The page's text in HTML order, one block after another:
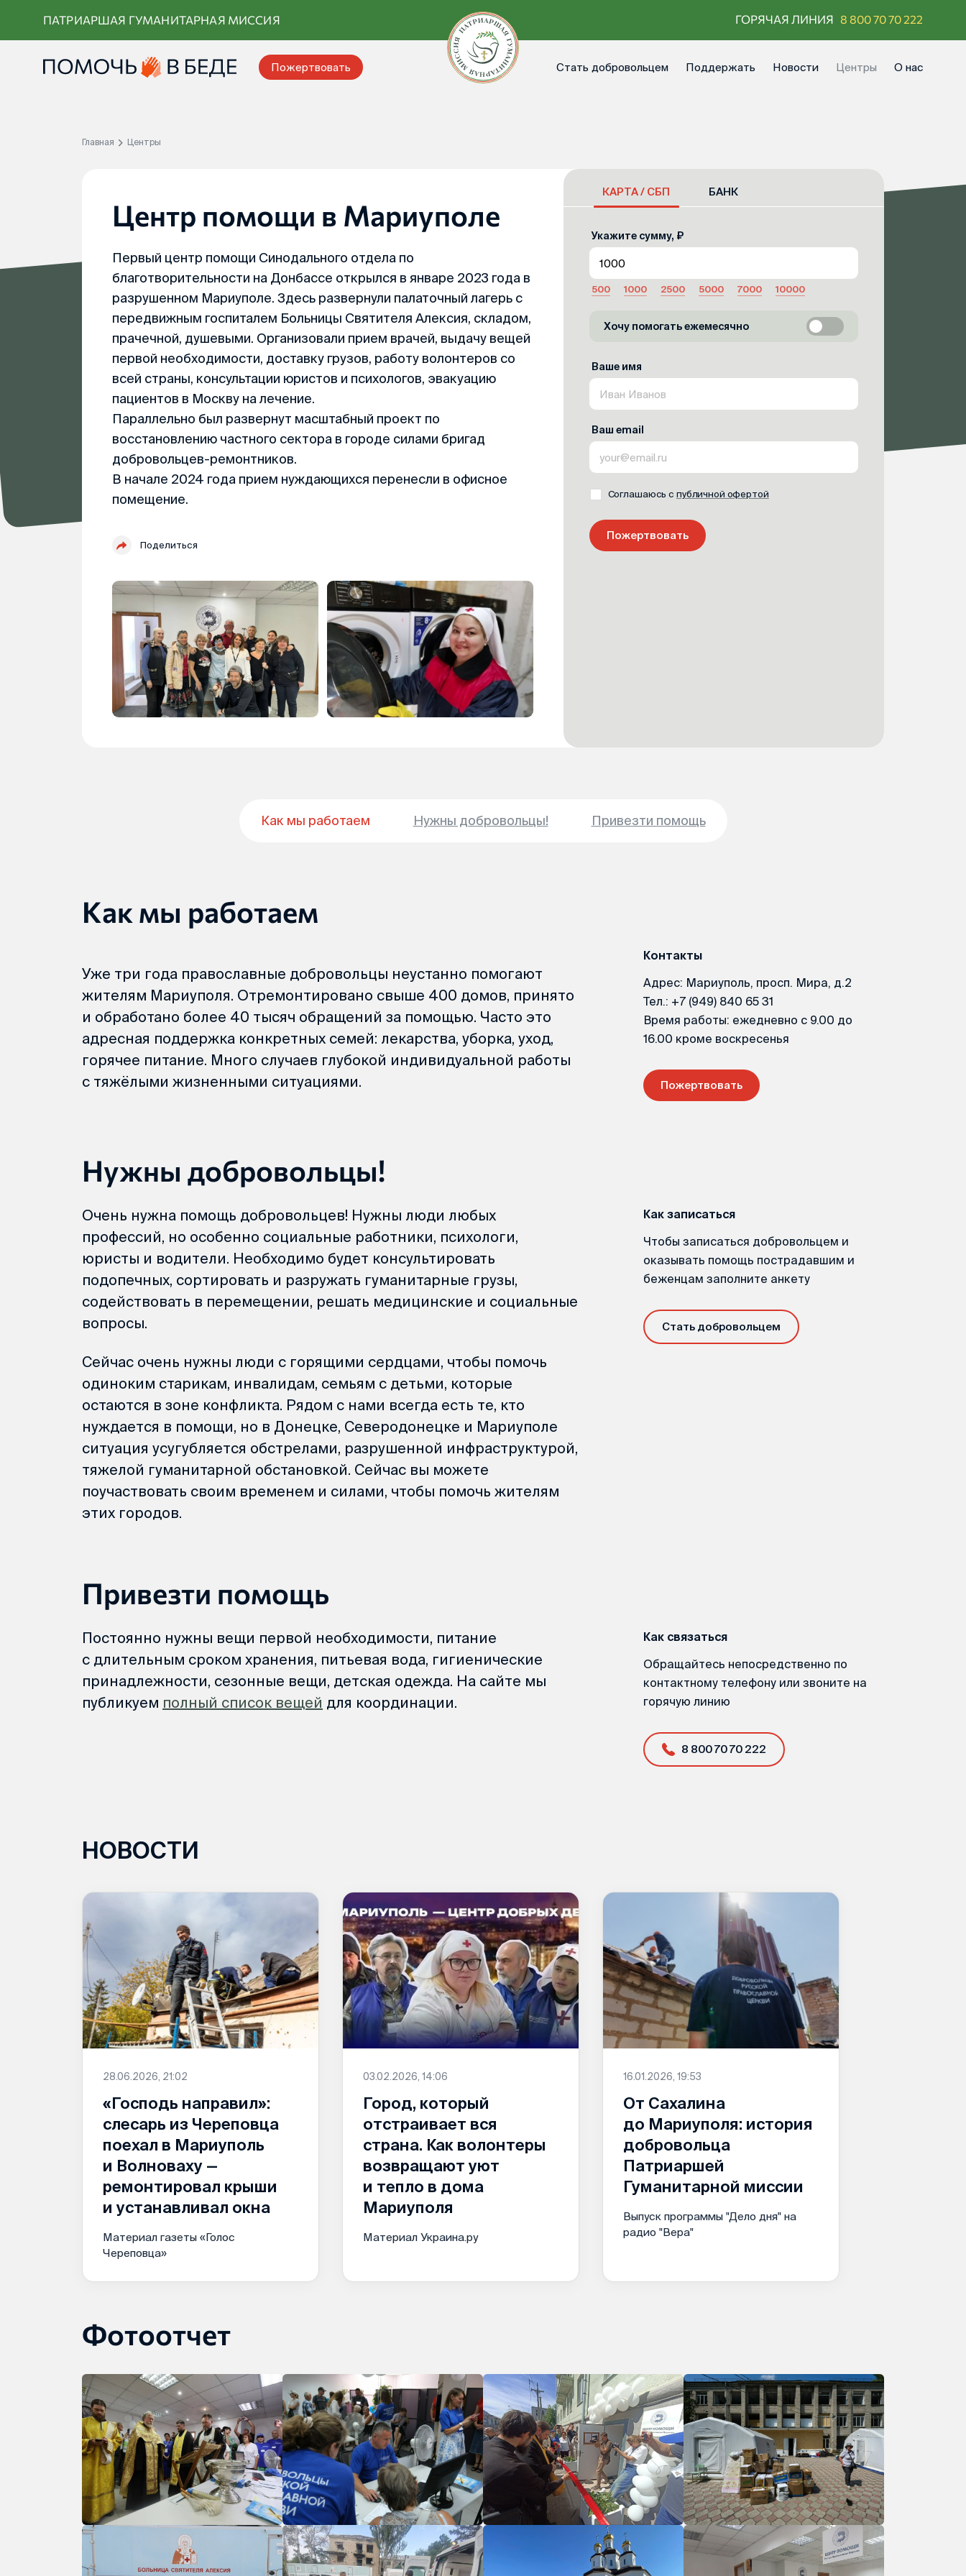
ПАТРИАРШАЯ ГУМАНИТАРНАЯ МИССИЯ ГОРЯЧАЯ ЛИНИЯ 8 800 70 70 222
Пожертвовать Стать добровольцем Поддержать Новости Центры О нас
Главная Центры
Центр помощи в Мариуполе
Первый центр помощи Синодального отдела по
благотворительности на Донбассе открылся в январе 2023 года в
разрушенном Мариуполе. Здесь развернули палаточный лагерь с
передвижным госпиталем Больницы Святителя Алексия, складом,
прачечной, душевыми. Организовали прием врачей, выдачу вещей
первой необходимости, доставку грузов, работу волонтеров со
всей страны, консультации юристов и психологов, эвакуацию
пациентов в Москву на лечение.
Параллельно был развернут масштабный проект по
восстановлению частного сектора в городе силами бригад
добровольцев-ремонтников.
В начале 2024 года прием нуждающихся перенесли в офисное
помещение.
Поделиться
КАРТА / СБП БАНК
Укажите сумму, ₽
500 1000 2500 5000 7000 10000
Хочу помогать ежемесячно
Ваше имя
Ваш email
Соглашаюсь с публичной офертой
Пожертвовать
Как мы работаем Нужны добровольцы! Привезти помощь
Как мы работаем
Уже три года православные добровольцы неустанно помогают
жителям Мариуполя. Отремонтировано свыше 400 домов, принято
и обработано более 40 тысяч обращений за помощью. Часто это
адресная поддержка конкретных семей: лекарства, уборка, уход,
горячее питание. Много случаев глубокой индивидуальной работы
с тяжёлыми жизненными ситуациями.
Контакты
Адрес: Мариуполь, просп. Мира, д.2
Тел.: +7 (949) 840 65 31
Время работы: ежедневно с 9.00 до
16.00 кроме воскресенья
Пожертвовать
Нужны добровольцы!
Очень нужна помощь добровольцев! Нужны люди любых
профессий, но особенно социальные работники, психологи,
юристы и водители. Необходимо будет консультировать
подопечных, сортировать и разружать гуманитарные грузы,
содействовать в перемещении, решать медицинские и социальные
вопросы.
Сейчас очень нужны люди с горящими сердцами, чтобы помочь
одиноким старикам, инвалидам, семьям с детьми, которые
остаются в зоне конфликта. Рядом с нами всегда есть те, кто
нуждается в помощи, но в Донецке, Северодонецке и Мариуполе
ситуация усугубляется обстрелами, разрушенной инфраструктурой,
тяжелой гуманитарной обстановкой. Сейчас вы можете
поучаствовать своим временем и силами, чтобы помочь жителям
этих городов.
Как записаться
Чтобы записаться добровольцем и
оказывать помощь пострадавшим и
беженцам заполните анкету
Стать добровольцем
Привезти помощь
Постоянно нужны вещи первой необходимости, питание
с длительным сроком хранения, питьевая вода, гигиенические
принадлежности, сезонные вещи, детская одежда. На сайте мы
публикуем полный список вещей для координации.
Как связаться
Обращайтесь непосредственно по
контактному телефону или звоните на
горячую линию
8 800 70 70 222
НОВОСТИ
28.06.2026, 21:02
«Господь направил»:
слесарь из Череповца
поехал в Мариуполь
и Волноваху —
ремонтировал крыши
и устанавливал окна
Материал газеты «Голос
Череповца»
03.02.2026, 14:06
Город, который
отстраивает вся
страна. Как волонтеры
возвращают уют
и тепло в дома
Мариуполя
Материал Украина.ру
16.01.2026, 19:53
От Сахалина
до Мариуполя: история
добровольца
Патриаршей
Гуманитарной миссии
Выпуск программы "Дело дня" на
радио "Вера"
Фотоотчет